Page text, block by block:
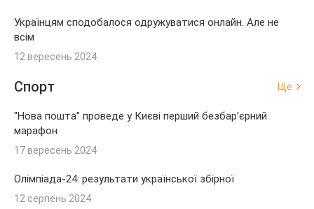
Українцям сподобалося одружуватися онлайн. Але не
всім
12 вересень 2024
Спорт Ще
"Нова пошта" проведе у Києві перший безбар'єрний
марафон
17 вересень 2024
Олімпіада-24: результати української збірної
12 серпень 2024